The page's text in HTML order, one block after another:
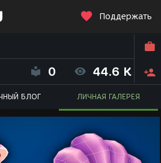
Поддержать
Of Hand-Paint
0 44.6 K
БЛОГ ЛИЧНАЯ ГАЛЕРЕЯ